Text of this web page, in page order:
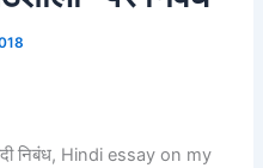
निबंध, Hindi essay on my